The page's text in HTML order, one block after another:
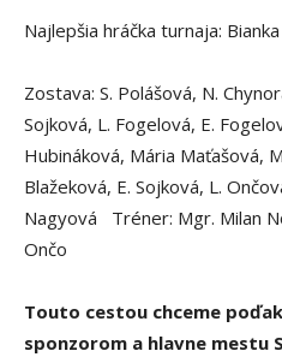
Najlepšia hráčka turnaja:
Zostava: S. Polášová, N.
Sojková, L. Fogelová, E.
Hubináková, Mária Maťašová,
Blažeková, E. Sojková, L.
Nagyová Tréner: Mgr. Milan
Ončo
Touto cestou chceme
sponzorom a hlavne